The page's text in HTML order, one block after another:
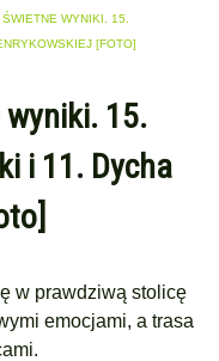
WYNIKI. 15.
[FOTO]
15.
i 11. Dycha
w prawdziwą stolicę
emocjami, a trasa